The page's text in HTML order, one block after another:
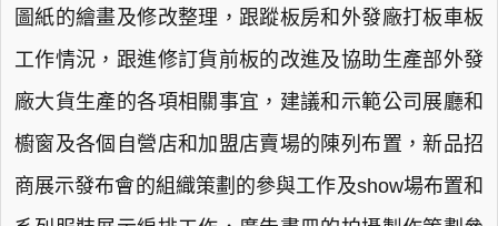
圖紙的繪畫及修改整理，跟蹤板房和外發廠打板車板
工作情況，跟進修訂貨前板的改進及協助生產部外發
廠大貨生產的各項相關事宜，建議和示範公司展廳和
櫥窗及各個自營店和加盟店賣場的陳列布置，新品招
商展示發布會的組織策劃的參與工作及show場布置和